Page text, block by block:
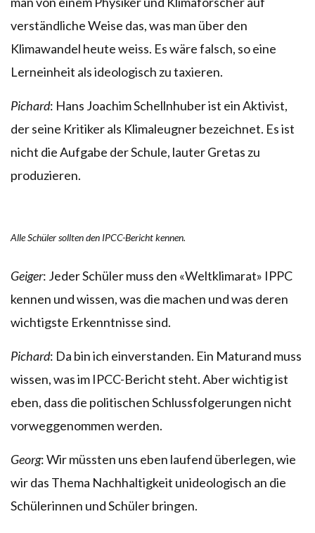
verständliche Weise das, was man über den
Klimawandel heute weiss. Es wäre falsch, so eine
Lerneinheit als ideologisch zu taxieren.
Pichard: Hans Joachim Schellnhuber ist ein Aktivist,
der seine Kritiker als Klimaleugner bezeichnet. Es ist
nicht die Aufgabe der Schule, lauter Gretas zu
produzieren.
Alle Schüler sollten den IPCC-Bericht kennen.
Geiger: Jeder Schüler muss den «Weltklimarat» IPPC
kennen und wissen, was die machen und was deren
wichtigste Erkenntnisse sind.
Pichard: Da bin ich einverstanden. Ein Maturand muss
wissen, was im IPCC-Bericht steht. Aber wichtig ist
eben, dass die politischen Schlussfolgerungen nicht
vorweggenommen werden.
Georg: Wir müssten uns eben laufend überlegen, wie
wir das Thema Nachhaltigkeit unideologisch an die
Schülerinnen und Schüler bringen.